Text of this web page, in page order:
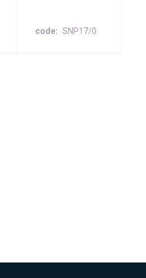
code SNP17/0